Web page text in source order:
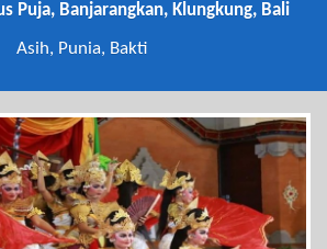
Puja, Banjarangkan, Klungkung, Bali
Asih, Punia, Bakti